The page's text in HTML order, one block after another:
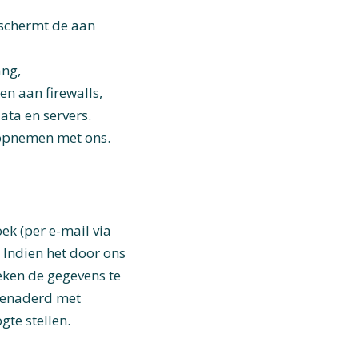
de aan
aan firewalls,
en servers.
met ons.
(per e-mail via
het door ons
de gegevens te
met
stellen.